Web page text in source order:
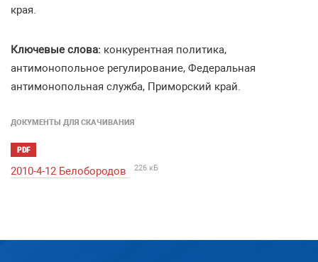
края.
Ключевые слова: конкурентная политика,
антимонопольное регулирование, Федеральная
антимонопольная служба, Приморский край.
ДОКУМЕНТЫ ДЛЯ СКАЧИВАНИЯ
PDF
2010-4-12 Белобородов 226 кБ